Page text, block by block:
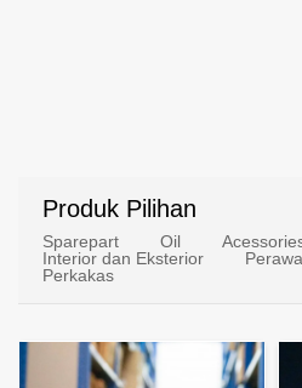
Produk Pilihan
Sparepart Oil
Interior dan Eksterior
Perkakas